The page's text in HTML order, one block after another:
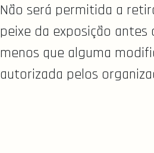
Não será permitida a
peixe da exposição
menos que alguma
autorizada pelos